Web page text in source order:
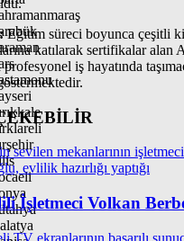
Eğitim süreci boyunca çeşitli
katılarak sertifikalar alan
profesyonel iş hayatında
İşletmeci Volkan